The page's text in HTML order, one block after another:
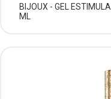
BIJOUX - GEL
ML